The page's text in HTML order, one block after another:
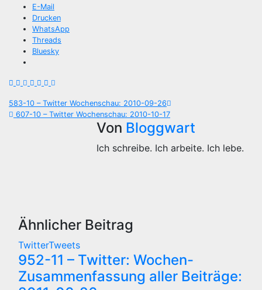
E-Mail
Drucken
WhatsApp
Threads
Bluesky
Beitragsnavigation
583-10 – Twitter Wochenschau: 2010-09-26
607-10 – Twitter Wochenschau: 2010-10-17
Von Bloggwart
Ich schreibe. Ich arbeite. Ich lebe.
Ähnlicher Beitrag
TwitterTweets
952-11 – Twitter: Wochen-
Zusammenfassung aller Beiträge: